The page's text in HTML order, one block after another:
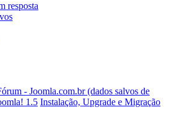
resposta
- Joomla.com.br (dados salvos de
1.5 Instalação, Upgrade e Migração